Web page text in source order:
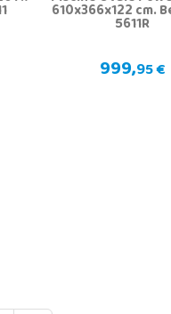
610x366x122 cm.
5611R
999,95 €